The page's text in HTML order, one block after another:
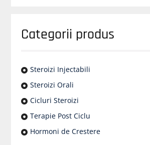
Categorii produs
Steroizi Injectabili
Steroizi Orali
Cicluri Steroizi
Terapie Post Ciclu
Hormoni de Crestere